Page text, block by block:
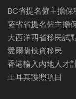
BC省提名僱主擔
薩省省提名僱主擔
大西洋四省移民試
愛爾蘭投資移民
香港輸入內地人才
土耳其護照項目